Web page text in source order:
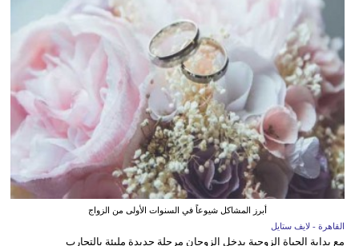
أبرز المشاكل شيوعاً في السنوات الأولى من الزواج
القاهرة - لايف ستايل
مع بداية الحياة الزوجية يدخل الزوجان مرحلة جديدة مليئة بالتجارب